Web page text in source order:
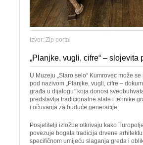
Izvor: Zip portal
„Planjke, vugli, cifre“ –
U Muzeju „Staro selo“ Kumrovec može
pod nazivom „Planjke, vugli, cifre –
građa u dijalogu“ koja donosi
predstavlja tradicionalne alate i tehnike
i očuvanja za buduće generacije.
Posjetitelji izložbe otkrivaju kako
povezuje bogata tradicija drvene
specifičnom umijeću slaganja greda i